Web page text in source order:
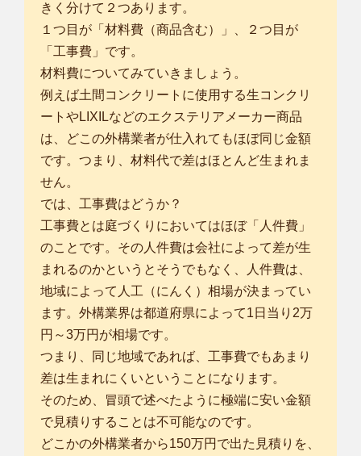
きく分けて２つあります。
１つ目が「材料費（商品含む）」、２つ目が
「工事費」です。
材料費についてみていきましょう。
例えば土間コンクリートに使用する生コンクリ
ートやLIXILなどのエクステリアメーカー商品
は、どこの外構業者が仕入れてもほぼ同じ金額
です。つまり、材料代で差はほとんど生まれま
せん。
では、工事費はどうか？
工事費とは庭づくりにおいてはほぼ「人件費」
のことです。その人件費は会社によって差が生
まれるのかというとそうでもなく、人件費は、
地域によって人工（にんく）相場が決まってい
ます。外構業界は都道府県によって1日当り2万
円～3万円が相場です。
つまり、同じ地域であれば、工事費でもあまり
差は生まれにくいということになります。
そのため、冒頭で述べたように極端に安い金額
で見積りすることは不可能なのです。
どこかの外構業者から150万円で出た見積りを、